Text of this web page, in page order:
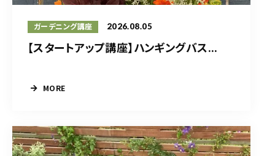
ガーデニング講座 2026.08.05
【スタートアップ講座】ハンギングバス...
MORE